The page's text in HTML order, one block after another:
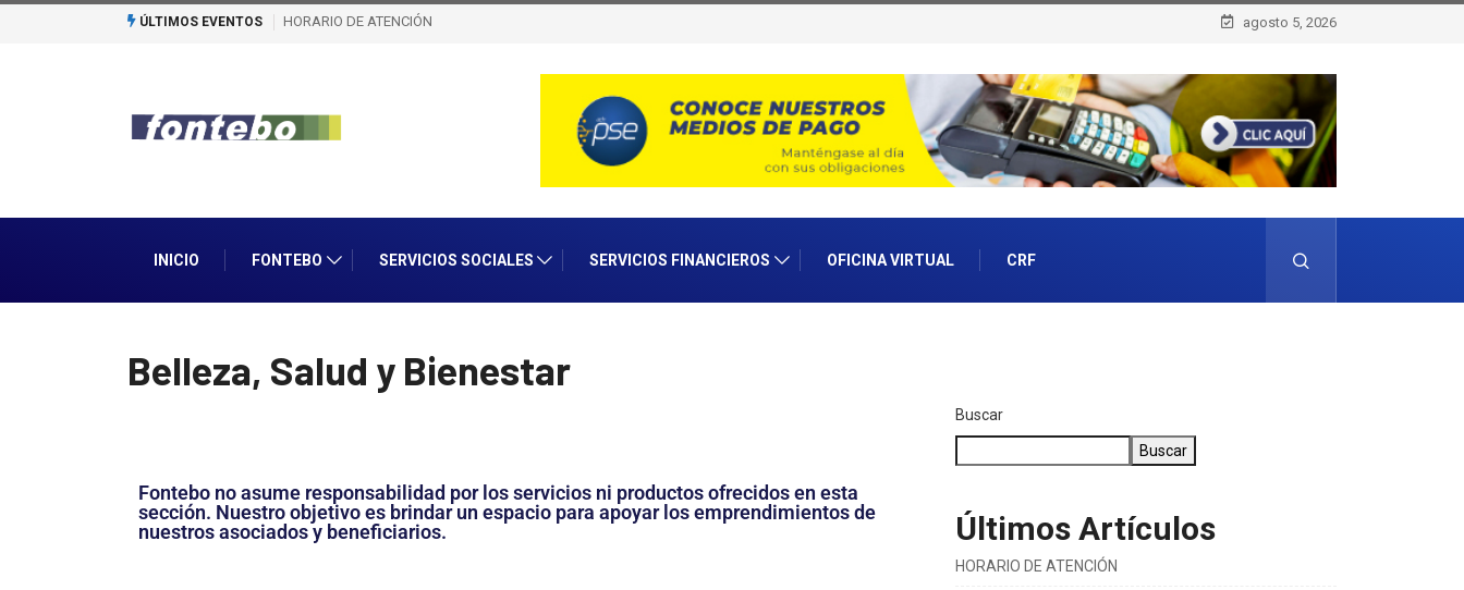
ÚLTIMOS EVENTOS
HORARIO DE ATENCIÓN1er Encuentro de Bolos agosto 5, 2026
INICIO FONTEBO SERVICIOS SOCIALES SERVICIOS FINANCIEROS OFICINA VIRTUAL CRF
Belleza, Salud y Bienestar
Fontebo no asume responsabilidad por los servicios ni productos ofrecidos en esta
sección. Nuestro objetivo es brindar un espacio para apoyar los emprendimientos de
nuestros asociados y beneficiarios.
Buscar
Buscar
Últimos Artículos
HORARIO DE ATENCIÓN